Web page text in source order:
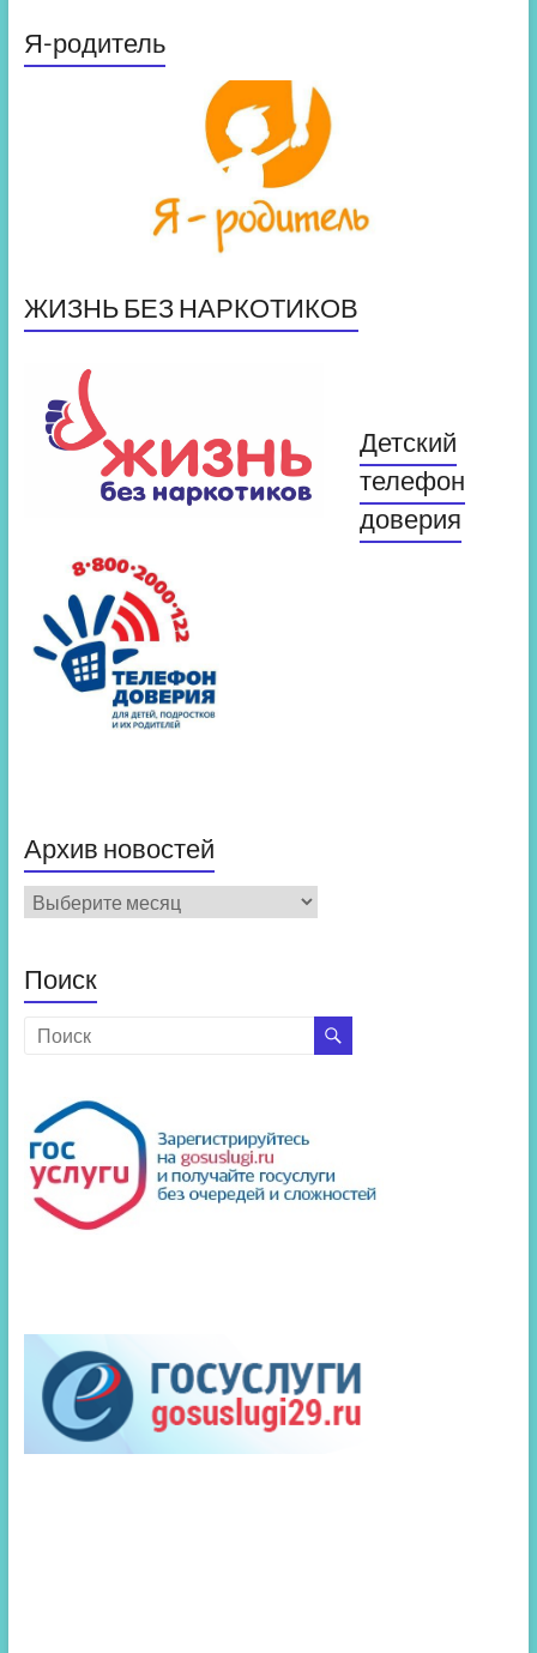
Я-родитель
ЖИЗНЬ БЕЗ НАРКОТИКОВ
Детский
телефон
доверия
Архив новостей
Архив
новостей
Поиск